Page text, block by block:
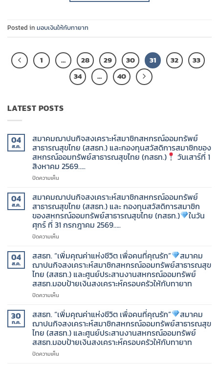
Posted in มอบเงินให้กับทายาท
1 … 28 29 30 31 32
33
34
… 40
LATEST POSTS
04
ส.ค.
สมาคมฌาปนกิจสงเคราะห์สมาชิกสหกรณ์ออมทรัพย์
สาธารณสุขไทย (สสธท.) และกองทุนสวัสดิการสมาชิกของ
สหกรณ์ออมทรัพย์สาธารณสุขไทย (กสธท.) วันเสาร์ที่ 1
สิงหาคม 2569…..
ปิดความเห็น
ฌาปนกิจ
สงเคราะห์
สมาชิก
สหกรณ์
ออม
ไทย
(สสธท.)
และ
กองทุน
สวัสดิการ
สหกรณ์
ออม
ทรัพย์
สาธารณสุข
ไทย
04
ส.ค.
สมาคมฌาปนกิจสงเคราะห์สมาชิกสหกรณ์ออมทรัพย์
สาธารณสุขไทย (สสธท.) และ กองทุนสวัสดิการสมาชิก
ของสหกรณ์ออมทรัพย์สาธารณสุขไทย (กสธท.) ในวัน
ศุกร์ ที่ 31 กรกฎาคม 2569…..
ปิดความเห็น
ฌาปนกิจ
สงเคราะห์
สมาชิก
สหกรณ์
ออม
ไทย
(สสธท.)
และ
กองทุน
สวัสดิการ
04
ส.ค.
สสธท. “เพิ่มคุณค่าแห่งชีวิต เพื่อคนที่คุณรัก” สมาคม
ฌาปนกิจสงเคราะห์สมาชิกสหกรณ์ออมทรัพย์สาธารณสุข
ไทย (สสธท.) และศูนย์ประสานงานสหกรณ์ออมทรัพย์
สสธท.มอบป้ายเงินสงเคราะห์ครอบครัวให้กับทายาท
ปิดความเห็น
“เพิ่ม
คุณค่า
แห่ง
ชีวิต
เพื่อ
30
ก.ค.
สสธท. “เพิ่มคุณค่าแห่งชีวิต เพื่อคนที่คุณรัก” สมาคม
ฌาปนกิจสงเคราะห์สมาชิกสหกรณ์ออมทรัพย์สาธารณสุข
ไทย (สสธท.) และศูนย์ประสานงานสหกรณ์ออมทรัพย์
สสธท.มอบป้ายเงินสงเคราะห์ครอบครัวให้กับทายาท
ปิดความเห็น